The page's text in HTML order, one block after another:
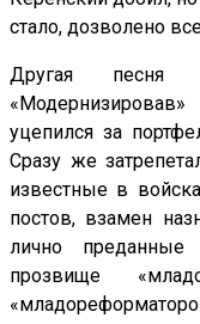
стало, дозволено
Другая песня
уцепился за
Сразу же
известные в
постов, взамен
лично преданные
прозвище